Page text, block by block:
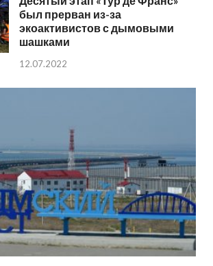
был прерван из-за
экоактивистов с дымовыми
шашками
12.07.2022